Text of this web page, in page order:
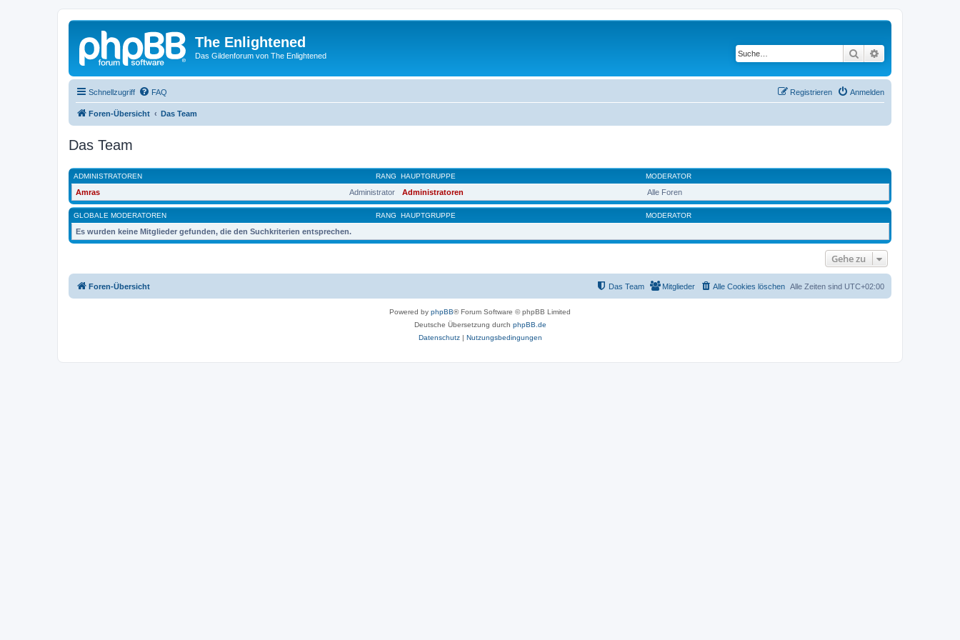
The Enlightened
Das Gildenforum von The Enlightened Suche
Schnellzugriff FAQ Anmelden
Registrieren
Foren-Übersicht Das Team
Das Team
RANG
ADMINISTRATOREN HAUPTGRUPPE MODERATOR
Administrator
Amras Administratoren Alle Foren
RANG
GLOBALE MODERATOREN HAUPTGRUPPE MODERATOR
Es wurden keine Mitglieder gefunden, die den Suchkriterien entsprechen.
Gehe zu
Foren-Übersicht Alle Zeiten sind UTC+02:00
Alle Cookies löschen
Mitglieder
Das Team
Powered by phpBB® Forum Software © phpBB Limited
Deutsche Übersetzung durch phpBB.de
Datenschutz| Nutzungsbedingungen